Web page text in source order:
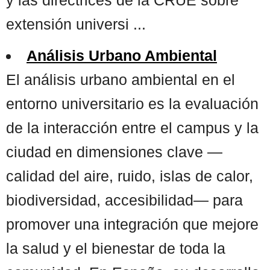
extensión universi ...
Análisis Urbano Ambiental
El análisis urbano ambiental en el
entorno universitario es la evaluación
de la interacción entre el campus y la
ciudad en dimensiones clave —
calidad del aire, ruido, islas de calor,
biodiversidad, accesibilidad— para
promover una integración que mejore
la salud y el bienestar de toda la